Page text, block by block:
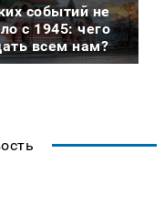
событий не
с 1945: чего
всем нам?